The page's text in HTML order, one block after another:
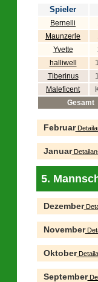
Spieler
Bernelli
Maunzerle
Yvette
halliwell
Tiberinus
Maleficent
Gesamt
Februar
Januar
5.
Dezember
November
Oktober
September